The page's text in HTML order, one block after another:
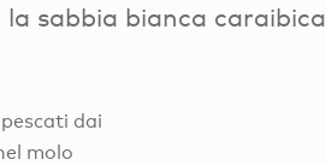
sabbia bianca caraibica
dai
molo